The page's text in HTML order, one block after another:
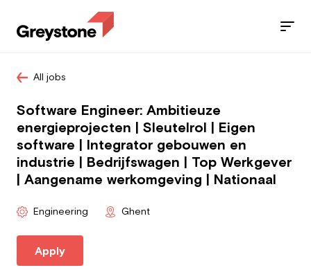
Jobs
Services
Sectors
Blog
All jobs
Software Engineer: Ambitieuze
energieprojecten | Sleutelrol | Eigen
software | Integrator gebouwen en
industrie | Bedrijfswagen | Top Werkgever
| Aangename werkomgeving | Nationaal
Engineering Ghent
Apply